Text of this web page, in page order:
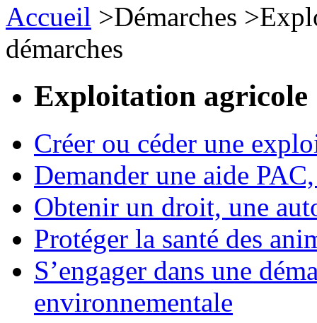
Accueil >Démarches >
démarches
Exploitation agricole
Créer ou céder une
Demander une aide
Obtenir un droit, une
Protéger la santé des
S’engager dans une
environnementale